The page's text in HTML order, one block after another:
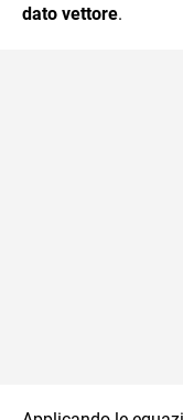
dato vettore.